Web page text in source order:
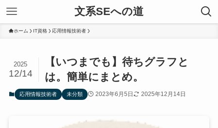
文系SEへの道
ホーム IT資格 応用情報技術者
【いつまでも】待ちグラフと
は。簡単にまとめ。
2025
12/14
応用情報技術者 未分類 2023年6月5日 2025年12月14日